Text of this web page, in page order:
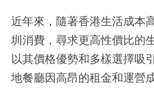
區
近年來，隨著香港生活成本
圳消費，尋求更高性價比的
以其價格優勢和多樣選擇吸
地餐廳因高昂的租金和運營